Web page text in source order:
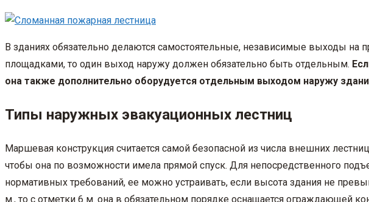
В зданиях обязательно делаются самостоятельные, независимые выходы
площадками, то один выход наружу должен обязательно быть отдельным.
она также дополнительно оборудуется отдельным выходом наружу
Типы наружных эвакуационных лестниц
Маршевая конструкция считается самой безопасной из числа внешних
чтобы она по возможности имела прямой спуск. Для непосредственного
нормативных требований, ее можно устраивать, если высота здания не
м., то с отметки 6 м. она в обязательном порядке оснащается ограждающей